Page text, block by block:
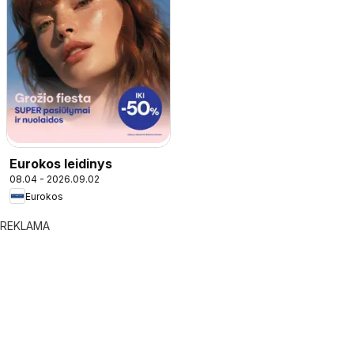
Eurokos leidinys
08.04 - 2026.09.02
Eurokos
REKLAMA